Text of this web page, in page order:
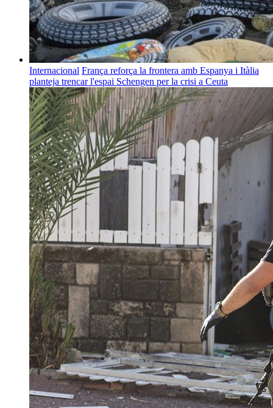
Internacional França reforça la frontera amb Espanya i Itàlia
planteja trencar l'espai Schengen per la crisi a Ceuta